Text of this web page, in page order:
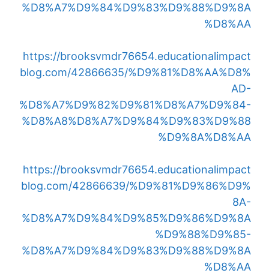
%D8%A7%D9%84%D9%83%D9%88%D9%8A
%D8%AA
https://brooksvmdr76654.educationalimpact
blog.com/42866635/%D9%81%D8%AA%D8%
AD-
%D8%A7%D9%82%D9%81%D8%A7%D9%84-
%D8%A8%D8%A7%D9%84%D9%83%D9%88
%D9%8A%D8%AA
https://brooksvmdr76654.educationalimpact
blog.com/42866639/%D9%81%D9%86%D9%
8A-
%D8%A7%D9%84%D9%85%D9%86%D9%8A
%D9%88%D9%85-
%D8%A7%D9%84%D9%83%D9%88%D9%8A
%D8%AA